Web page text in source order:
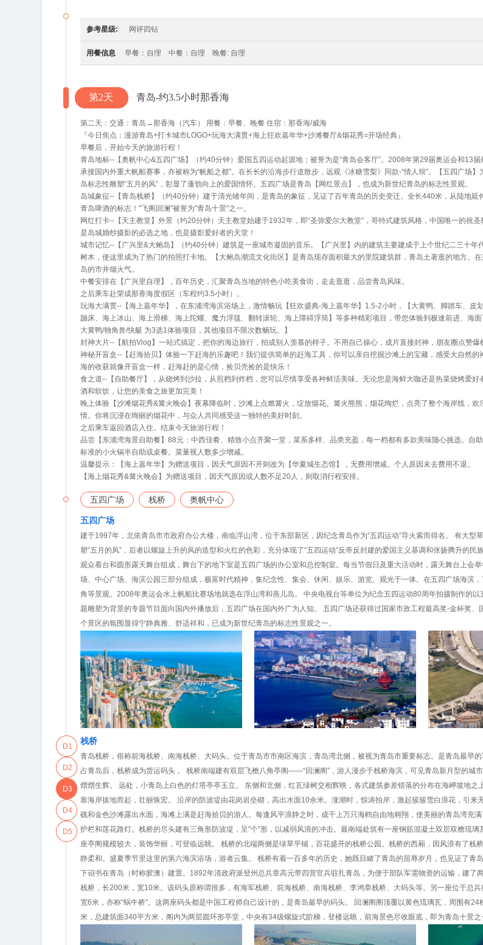
D1
D2
D3
D4
D5
参考星级: 网评四钻
用餐信息 早餐：自理 中餐：自理 晚餐: 自理
第2天 青岛-约3.5小时那香海
第二天：交通：青岛→那香海（汽车） 用餐：早餐、晚餐 住宿：那香海/威海
『今日焦点：漫游青岛+打卡城市LOGO+玩海大满贯+海上狂欢嘉年华+沙滩餐厅&烟花秀=开场经典』
早餐后，开始今天的旅游行程！
青岛地标--【奥帆中心&五四广场】（约40分钟）爱国五四运动起源地；被誉为是“青岛会客厅”。2008年第29届奥运会和13
承接国内外重大帆船赛事，亦被称为“帆船之都”。在长长的沿海步行道散步，远观《冰糖雪梨》同款-“情人坝”。【五四广场】
岛标志性雕塑“五月的风”，彰显了蓬勃向上的爱国情怀。五四广场是青岛【网红景点】，也成为新世纪青岛的标志性景观。
岛城象征--【青岛栈桥】（约40分钟）建于清光绪年间，是青岛的象征，见证了百年青岛的历史变迁。全长440米，从陆地延
青岛啤酒的标志！"飞阁回澜"被誉为"青岛十景"之一。
网红打卡--【天主教堂】外景（约20分钟）天主教堂始建于1932年，即“圣弥爱尔大教堂”，哥特式建筑风格，中国唯一的祝
是岛城婚纱摄影的必选之地，也是摄影爱好者的天堂！
城市记忆--【广兴里&大鲍岛】（约40分钟）建筑是一座城市凝固的音乐。【广兴里】内的建筑主要建成于上个世纪二三十年
树木，使这里成为了热门的拍照打卡地。【大鲍岛潮流文化街区】是青岛现存面积最大的里院建筑群，青岛土著逛的地方。
岛的市井烟火气。
中餐安排在【广兴里自理】，百年历史，汇聚青岛当地的特色小吃美食街，走走逛逛，品尝青岛风味。
之后乘车赴荣成那香海度假区（车程约3.5小时）。
玩海大满贯--【海上嘉年华】，在东浦湾海滨浴场上，激情畅玩【狂欢盛典-海上嘉年华】1.5-2小时，【大黄鸭、脚踏车、皮
蹦床、海上冰山、海上滑梯、海上陀螺、魔力浮毯、翻转滚轮、海上障碍浮筒】等多种精彩项目，带您体验到极速前进、海
大黄鸭/独角兽/快艇 为3选1体验项目，其他项目不限次数畅玩。】
封神大片--【航拍Vlog】一站式搞定，把你的海边旅行，拍成别人羡慕的样子。不用自己操心，成片直接封神，朋友圈点赞爆
神秘开盲盒--【赶海拾贝】体验一下赶海的乐趣吧！我们提供简单的赶海工具，你可以亲自挖掘沙滩上的宝藏，感受大自然
海的收获就像开盲盒一样，赶海赶的是心情，捡贝壳捡的是快乐！
食之道--【自助餐厅】，从烧烤到沙拉，从煎档到炸档，您可以尽情享受各种鲜活美味。无论您是海鲜大咖还是热菜烧烤爱好
酒和软饮，让您的美食之旅更加完美！
晚上体验【沙滩烟花秀&篝火晚会】夜幕降临时，沙滩上点燃篝火，绽放烟花。篝火熊熊，烟花绚烂，点亮了整个海岸线，
情。你将沉浸在绚丽的烟花中，与众人共同感受这一独特的美好时刻。
之后乘车返回酒店入住。结束今天旅游行程！
品尝【东浦湾海景自助餐】88元：中西佳肴、精致小点齐聚一堂，菜系多样、品类充盈，每一档都有多款美味随心挑选。自
标准的小火锅半自助或桌餐。菜量视人数多少增减。
温馨提示：【海上嘉年华】为赠送项目，因天气原因不开则改为【华夏城生态馆】，无费用增减。个人原因未去费用不退。
【海上烟花秀&篝火晚会】为赠送项目，因天气原因或人数不足20人，则取消行程安排。
五四广场 栈桥 奥帆中心
五四广场
建于1997年，北依青岛市市政府办公大楼，南临浮山湾，位于东部新区，因纪念青岛作为“五四运动”导火索而得名。 有大型
塑“五月的风”，后者以螺旋上升的风的造型和火红的色彩，充分体现了“五四运动”反帝反封建的爱国主义基调和张扬腾升的民
观众看台和圆形露天舞台组成，舞台下的地下室是五四广场的办公室和总控制室。每当节假日及重大活动时，露天舞台上会
场、中心广场、海滨公园三部分组成，极富时代精神，集纪念性、集会、休闲、娱乐、游览、观光于一体。在五四广场海滨
角等景观。2008年奥运会水上帆船比赛场地就选在浮山湾和燕儿岛。 中央电视台等单位为纪念五四运动80周年拍摄制作的以
题雕塑为背景的专题节目面向国内外播放后，五四广场在国内外广为人知。 五四广场还获得过国家市政工程最高奖-金杯奖、
个景区的氛围显得宁静典雅、舒适祥和，已成为新世纪青岛的标志性景观之一。
栈桥
青岛栈桥，俗称前海栈桥、南海栈桥、大码头。位于青岛市市南区海滨，青岛湾北侧，被视为青岛市重要标志。是青岛最早
占青岛后，栈桥成为货运码头 。 栈桥南端建有双层飞檐八角亭阁——“回澜阁”，游人漫步于栈桥海滨，可见青岛新月型的城
熠熠生辉。 远处，小青岛上白色的灯塔亭亭玉立。 东侧和北侧，红瓦绿树交相辉映，各式建筑参差错落的分布在海岬坡地之
靠海岸拔地而起，壮丽恢宏。 沿岸的防波堤由花岗岩垒砌，高出水面10余米。涨潮时，惊涛拍岸，激起簇簇雪白浪花，引来
礁和金色沙滩露出水面，海滩上满是赶海拾贝的游人。每逢风平浪静之时，成千上万只海鸥自由地翱翔，使美丽的青岛湾充
护栏和莲花路灯。栈桥的尽头建有三角形防波堤，呈"个"形，以减弱风浪的冲击。最南端处筑有一座钢筋混凝土双层双檐琉
座亭阁规模较大，装饰华丽，可登临远眺。 栈桥的北端两侧是绿草平铺，百花盛开的栈桥公园。栈桥的西厢，因风浪有了栈
静柔和。盛夏季节里这里的第六海滨浴场，游者云集。 栈桥有着一百多年的历史，她既目睹了青岛的屈辱岁月，也见证了青
下诏书在青岛（时称胶澳）建置。1892年清政府派登州总兵章高元带四营官兵驻扎青岛，为便于部队军需物资的运输，建了
栈桥，长200米，宽10米。该码头原称谓很多，有海军栈桥、前海栈桥、南海栈桥、李鸿章栈桥、大码头等。另一座位于总兵
宽6米，亦称“蜗牛桥”。这两座码头都是中国工程师自己设计的，是青岛最早的码头。 回澜阁阁顶覆以黄色琉璃瓦，周围有
米，总建筑面340平方米，阁内为两层圆环形亭堂，中央有34级螺旋式阶梯，登楼远眺，前海景色尽收眼底，即为青岛十景之